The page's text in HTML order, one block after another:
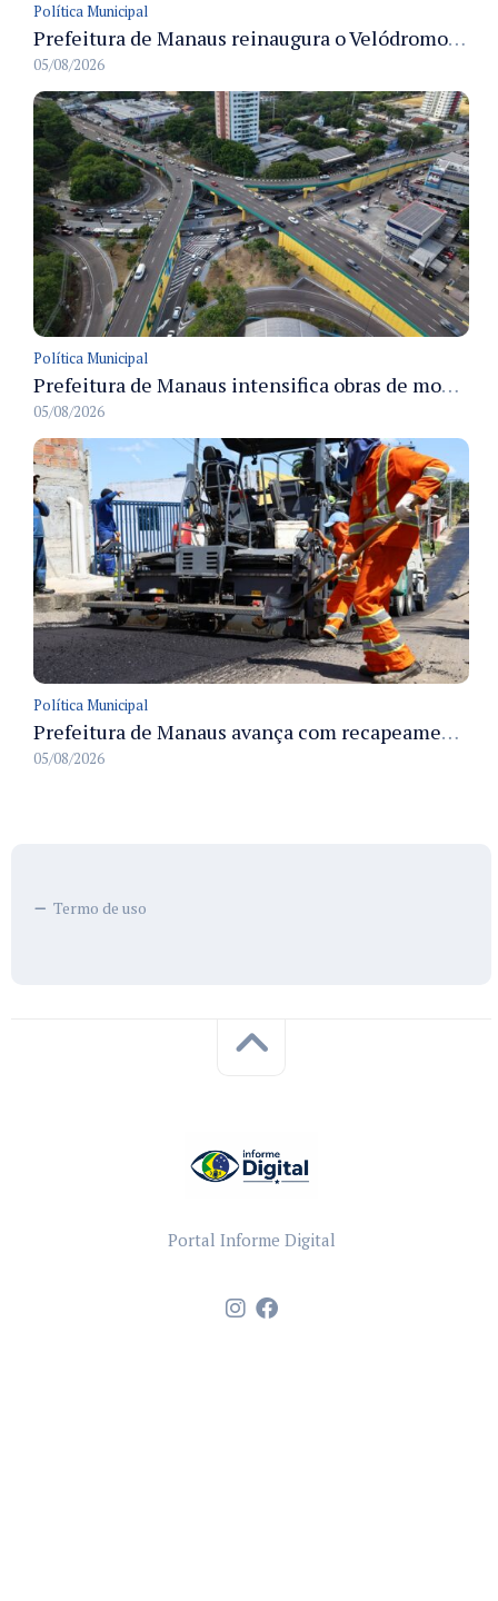
Política Municipal
Prefeitura de Manaus reinaugura o Velódromo Professora Alzira Campos e entrega espaço esportivo totalmente revitalizado
05/08/2026
Política Municipal
Prefeitura de Manaus intensifica obras de modernização no viaduto Miguel Arraes para ampliar segurança e acessibilidade na região
05/08/2026
Política Municipal
Prefeitura de Manaus avança com recapeamento no Parque Rio Solimões e cobre cerca de 30 ruas
05/08/2026
Termo de uso
Portal Informe Digital